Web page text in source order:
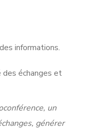
informations.
échanges et
un
générer